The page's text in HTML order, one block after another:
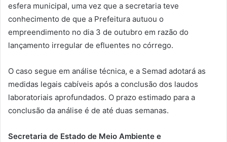
esfera municipal, uma vez que a secretaria teve
conhecimento de que a Prefeitura autuou o
empreendimento no dia 3 de outubro em razão do
lançamento irregular de efluentes no córrego.
O caso segue em análise técnica, e a Semad adotará as
medidas legais cabíveis após a conclusão dos laudos
laboratoriais aprofundados. O prazo estimado para a
conclusão da análise é de até duas semanas.
Secretaria de Estado de Meio Ambiente e